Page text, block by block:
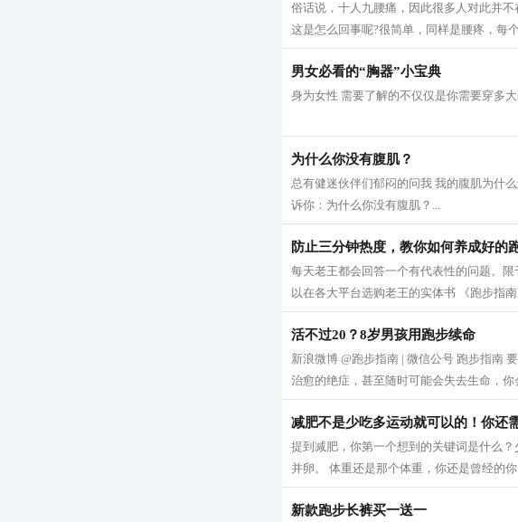
俗话说，十人九腰痛，因此很多人对此并
这是怎么回事呢?很简单，同样是腰疼，每
男女必看的“胸器”小宝典
身为女性 需要了解的不仅仅是你需要穿多
为什么你没有腹肌？
总有健迷伙伴们郁闷的问我 我的腹肌为什
诉你：为什么你没有腹肌？...
防止三分钟热度，教你如何养成好的
每天老王都会回答一个有代表性的问题。
以在各大平台选购老王的实体书 《跑步指
活不过20？8岁男孩用跑步续命
新浪微博 @跑步指南 | 微信公号 跑步指南
治愈的绝症，甚至随时可能会失去生命，你
减肥不是少吃多运动就可以的！你还
提到减肥，你第一个想到的关键词是什么
并卵。 体重还是那个体重，你还是曾经的
新款跑步长裤买一送一